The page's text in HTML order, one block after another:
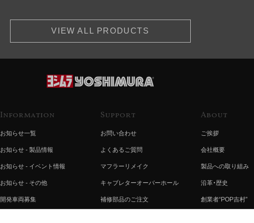
VIEW ALL PRODUCTS
Information
お知らせ一覧
お知らせ - 製品情報
お知らせ - イベント情報
お知らせ - その他
開発車両募集
Support
お問い合わせ
よくあるご質問
マフラーリメイク
キャブレターオーバーホール
補修部品のご注文
About
ご挨拶
会社概要
製品への取り組み
沿革・歴史
創業者“POP吉村”